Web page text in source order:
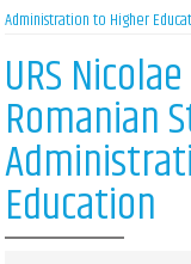
Administration to Higher
URS
Romanian
Education